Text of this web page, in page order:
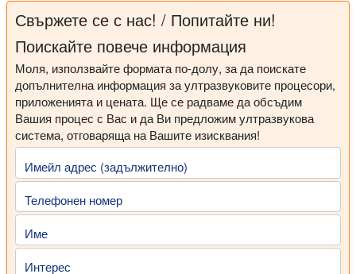
Свържете се с нас! / Попитайте ни!
Поискайте повече информация
Моля, използвайте формата по-долу, за да поискате
допълнителна информация за ултразвуковите процесори,
приложенията и цената. Ще се радваме да обсъдим
Вашия процес с Вас и да Ви предложим ултразвукова
система, отговаряща на Вашите изисквания!
Имейл адрес (задължително)
Телефонен номер
Име
Интерес